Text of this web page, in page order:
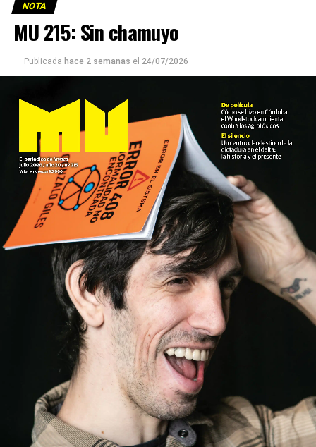
NOTA
MU 215: Sin chamuyo
Publicada hace 2 semanas el 24/07/2026